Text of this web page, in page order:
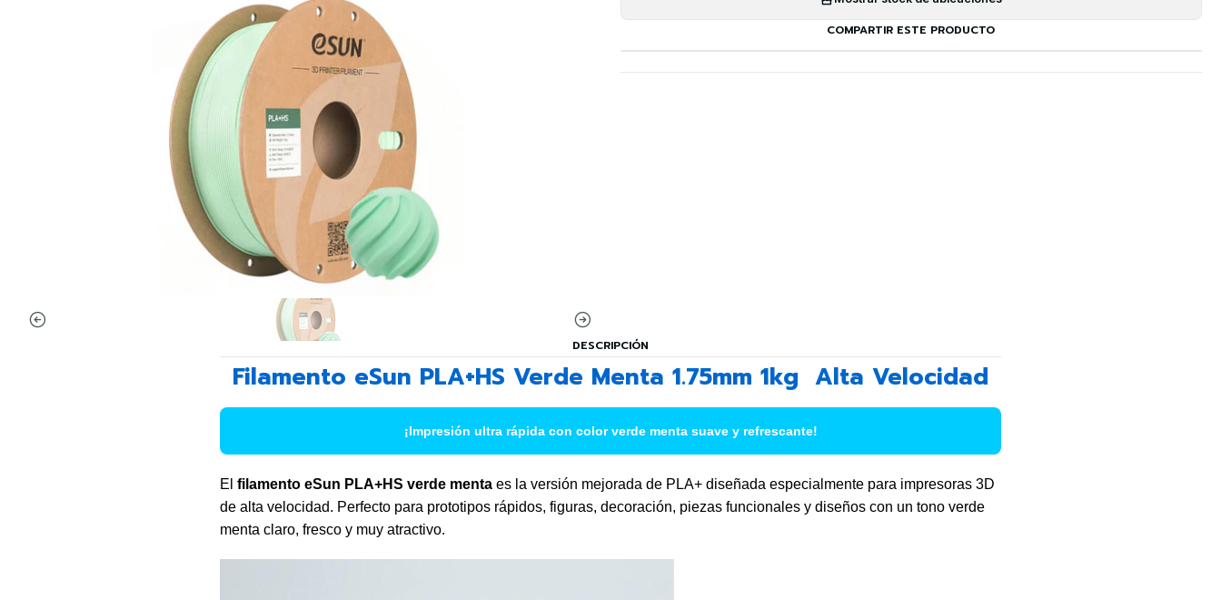
COMPARTIR ESTE PRODUCTO
DESCRIPCIÓN
Filamento eSun PLA+HS Verde Menta 1.75mm 1kg  Alta Velocidad
¡Impresión ultra rápida con color verde menta suave y refrescante!
El filamento eSun PLA+HS verde menta es la versión mejorada de PLA+ diseñada especialmente para impresoras 3D
de alta velocidad. Perfecto para prototipos rápidos, figuras, decoración, piezas funcionales y diseños con un tono verde
menta claro, fresco y muy atractivo.